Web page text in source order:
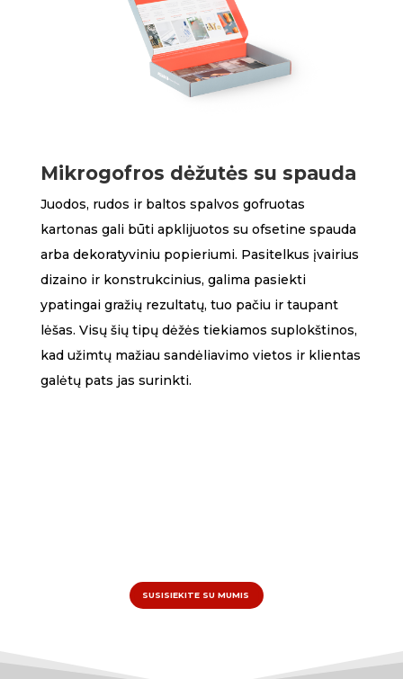
Mikrogofros dėžutės su spauda
Juodos, rudos ir baltos spalvos gofruotas
kartonas gali būti apklijuotos su ofsetine spauda
arba dekoratyviniu popieriumi. Pasitelkus įvairius
dizaino ir konstrukcinius, galima pasiekti
ypatingai gražių rezultatų, tuo pačiu ir taupant
lėšas. Visų šių tipų dėžės tiekiamos suplokštinos,
kad užimtų mažiau sandėliavimo vietos ir klientas
galėtų pats jas surinkti.
SUSISIEKITE SU MUMIS